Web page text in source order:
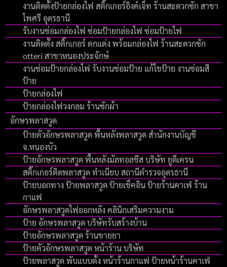
งานติดตั้งป้ายกล่องไฟ สติ๊กเกอร์อิงค์เจ็ท ร้านสะดวกซัก สาขา
โพศรี อุดรธานี
รับงานซ่อมกล่องไฟ ซ่อมป้ายกล่องไฟ ซ่อมป้ายไฟ
งานติดตั้ง สติ๊กเกอร์ ตกแต่ง พร้อมกล่องไฟ ร้านสะดวกซัก
otteri สาขาหนองประจักษ์
งานซ่อมป้ายกล่องไฟ รับงานซ่อมป้าย แก้ไขป้าย งานซ่อมสี
ป้าย
ป้ายกล่องไฟ
ป้ายกล่องไฟวงกลม ร้านซักผ้า
อักษรพลาสวูด
ป้ายตัวอักษรพลาสวูด พื้นหลังพลาสวูด สำนักงานบัญชี
จ.หนองบัว
ป้ายอักษรพลาสวูด พื้นหลังมัลทอลชีส บริษัท ยูดีเครน
สติ๊กเกอร์ติดพลาสวูด ทำเนียบ สถานีตำรวจอุดรธานี
ป้ายบอกทาง ป้ายพลาสวูด ป้ายเช็คอิน ป้ายร้านคาเฟ่ ร้าน
กาแฟ
อักษรพลาสวูดไฟออกหลัง คลินิกเสริมความงาม
ป้าย อักษรพลาสวูด บริษัทรับสร้างบ้าน
ป้ายอักษรพลาสวูด ร้านขายยา
ป้ายตัวอักษรพลาสวูด หน้าร้าน บริษัท
ป้ายพลาสวูด พับแบบตั้ง หน้าร้านกาแฟ ป้ายหน้าร้านคาเฟ่